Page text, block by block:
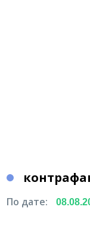
По дате: